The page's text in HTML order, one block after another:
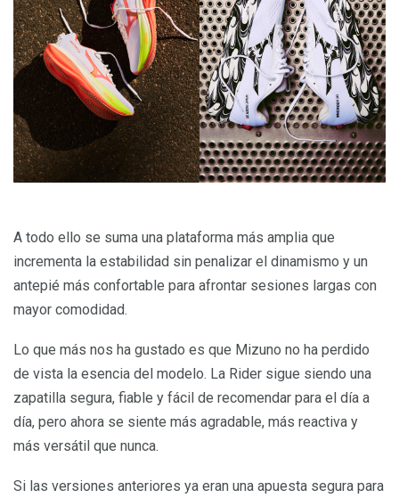
A todo ello se suma una plataforma más amplia que
incrementa la estabilidad sin penalizar el dinamismo y un
antepié más confortable para afrontar sesiones largas con
mayor comodidad.
Lo que más nos ha gustado es que Mizuno no ha perdido
de vista la esencia del modelo. La Rider sigue siendo una
zapatilla segura, fiable y fácil de recomendar para el día a
día, pero ahora se siente más agradable, más reactiva y
más versátil que nunca.
Si las versiones anteriores ya eran una apuesta segura para